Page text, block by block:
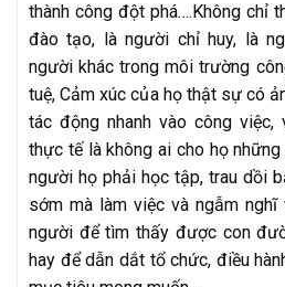
thành công đột phá….Không chỉ
đào tạo, là người chỉ huy, là
người khác trong môi trường
tuệ, Cảm xúc của họ thật sự có
tác động nhanh vào công việc,
thực tế là không ai cho họ
người họ phải học tập, trau dồi
sớm mà làm việc và ngẫm nghĩ
người để tìm thấy được con
hay để dẫn dắt tổ chức, điều